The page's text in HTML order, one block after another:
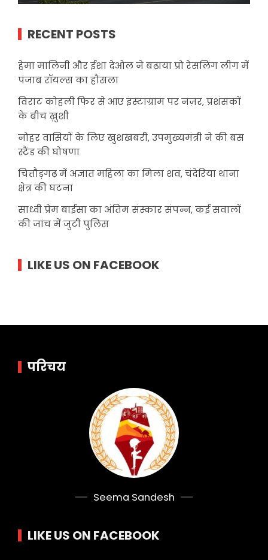
RECENT POSTS
हेमा मालिनी और ईशा देओल ने बढ़ाया प्रो रेसलिंग लीग में
पंजाब रॉयल्स का हौंसला
विराट कोहली फिर से आए इंस्टाग्राम पर नज़र, प्रशंसकों
के बीच ख़ुशी
नोहर वासियों के लिए खुशखबरी, उपमुख्यमंत्री ने की बस
स्टैंड की घोषणा
चित्तौड़गढ़ में अज्ञात महिला का मिला शव, चंदेरिया थाना
क्षेत्र की घटना
साध्वी प्रेम बाईसा का अंतिम संस्कार संपन्न, कई सवालों
की जांच में जुटी पुलिस
LIKE US ON FACEBOOK
परिचय
Seema Sandesh
LIKE US ON FACEBOOK